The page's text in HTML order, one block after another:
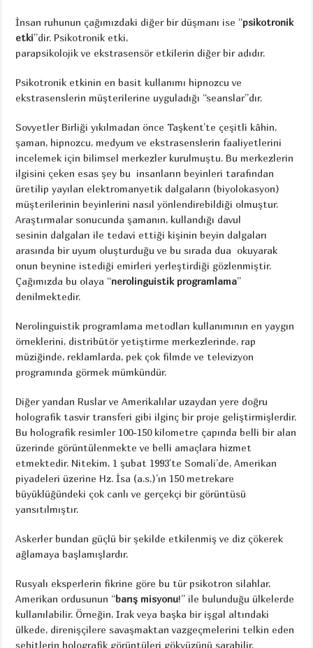
İnsan ruhunun çağımızdaki diğer bir düşmanı ise “psikotronik
etki”dir. Psikotronik etki,
parapsikolojik ve ekstrasensör etkilerin diğer bir adıdır.
Psikotronik etkinin en basit kullanımı hipnozcu ve
ekstrasenslerin müşterilerine uyguladığı “seanslar”dır.
Sovyetler Birliği yıkılmadan önce Taşkent’te çeşitli kâhin,
şaman, hipnozcu, medyum ve ekstrasenslerin faaliyetlerini
incelemek için bilimsel merkezler kurulmuştu. Bu merkezlerin
ilgisini çeken esas şey bu insanların beyinleri tarafından
üretilip yayılan elektromanyetik dalgaların (biyolokasyon)
müşterilerinin beyinlerini nasıl yönlendirebildiği olmuştur.
Araştırmalar sonucunda şamanın, kullandığı davul
sesinin dalgaları ile tedavi ettiği kişinin beyin dalgaları
arasında bir uyum oluşturduğu ve bu sırada dua okuyarak
onun beynine istediği emirleri yerleştirdiği gözlenmiştir.
Çağımızda bu olaya “nerolinguistik programlama”
denilmektedir.
Nerolinguistik programlama metodları kullanımının en yaygın
örneklerini, distribütör yetiştirme merkezlerinde, rap
müziğinde, reklamlarda, pek çok filmde ve televizyon
programında görmek mümkündür.
Diğer yandan Ruslar ve Amerikalılar uzaydan yere doğru
holografik tasvir transferi gibi ilginç bir proje geliştirmişlerdir.
Bu holografik resimler 100-150 kilometre çapında belli bir alan
üzerinde görüntülenmekte ve belli amaçlara hizmet
etmektedir. Nitekim, 1 şubat 1993’te Somali’de, Amerikan
piyadeleri üzerine Hz. İsa (a.s.)’ın 150 metrekare
büyüklüğündeki çok canlı ve gerçekçi bir görüntüsü
yansıtılmıştır.
Askerler bundan güçlü bir şekilde etkilenmiş ve diz çökerek
ağlamaya başlamışlardır.
Rusyalı eksperlerin fikrine göre bu tür psikotron silahlar,
Amerikan ordusunun “barış misyonu!” ile bulunduğu ülkelerde
kullanılabilir. Örneğin, Irak veya başka bir işgal altındaki
ülkede, direnişçilere savaşmaktan vazgeçmelerini telkin eden
şehitlerin holografik görüntüleri gökyüzünü sarabilir.